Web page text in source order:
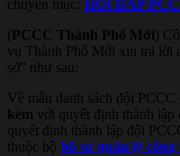
chuyên mục: HỎI ĐÁP
(PCCC Thành Phố Mới )
vụ Thành Phố Mới xin trả lời
sở” như sau:
Về mẫu danh sách đội PCCC
kèm với quyết định thành
quyết định thành lập đội
thuộc bộ hồ sơ quản lý công